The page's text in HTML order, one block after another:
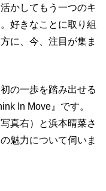
メント
読書
かしてもう一つのキ
好きなことに取り組
に、今、注目が集ま
の一歩を踏み出せる
In Move』です。
真右）と浜本晴菜さ
魅力について伺いま